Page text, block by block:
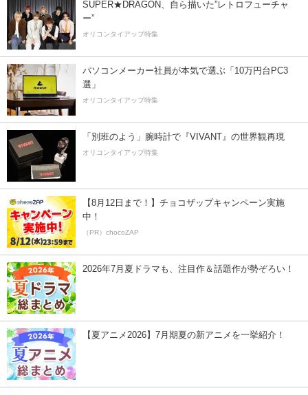
SUPER★DRAGON、自ら描いた”レトロフューチャ
ー”
オリコンタイアップ特集
パソコンメーカー社員が本気で選ぶ「10万円台PC3
選」
オリコンタイアップ特集
「別班のよう」腕時計で『VIVANT』の世界観再現
オリコンタイアップ特集
【8月12日まで！】チョコザップキャンペーン実施
中！
（PR）chocoZAP
2026年7月夏ドラマも、注目作＆話題作が勢ぞろい！
【夏アニメ2026】7月期夏の新アニメを一挙紹介！